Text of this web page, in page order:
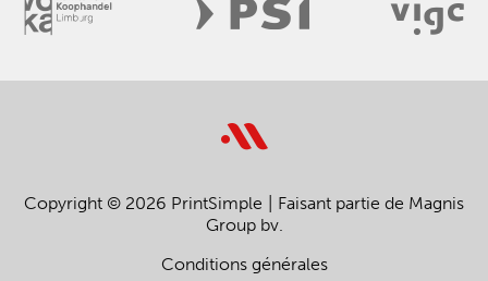
Copyright © 2026 PrintSimple
Faisant partie de Magnis
Group bv.
Conditions générales